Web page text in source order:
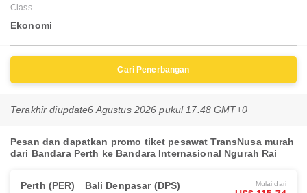
Class
Ekonomi
Cari Penerbangan
Terakhir diupdate6 Agustus 2026 pukul 17.48 GMT+0
Pesan dan dapatkan promo tiket pesawat TransNusa murah
dari Bandara Perth ke Bandara Internasional Ngurah Rai
Perth (PER) Bali Denpasar (DPS) Mulai dari